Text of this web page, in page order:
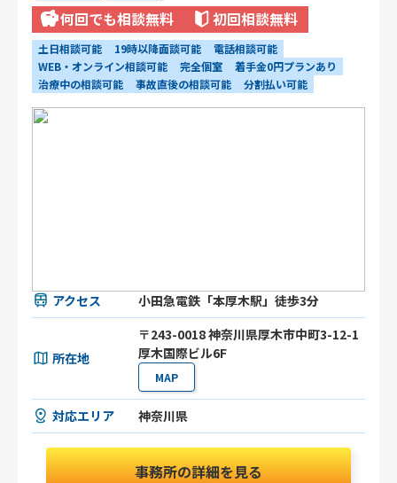
何回でも相談無料 初回相談無料
土日相談可能 19時以降面談可能
電話相談可能
WEB・オンライン相談可能
完全個室
着手金0円プランあり
治療中の相談可能
事故直後の相談可能 分割払い可能
アクセス 小田急電鉄「本厚木駅」徒歩3分
所在地
〒243-0018 神奈川県厚木市中町3-12-1
厚木国際ビル6F
MAP
対応エリア 神奈川県
事務所の詳細を見る